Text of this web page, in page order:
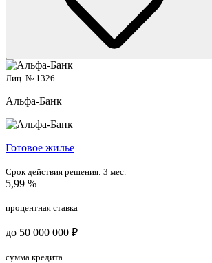
Лиц. № 1326
Альфа-Банк
Готовое жилье
Срок действия решения: 3 мес.
5,99 %
процентная ставка
до 50 000 000 ₽
сумма кредита